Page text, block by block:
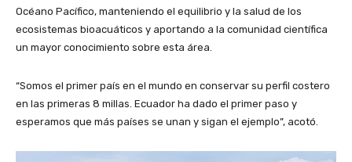
Océano Pacífico, manteniendo el equilibrio y la salud de los
ecosistemas bioacuáticos y aportando a la comunidad científica
un mayor conocimiento sobre esta área.
“Somos el primer país en el mundo en conservar su perfil costero
en las primeras 8 millas. Ecuador ha dado el primer paso y
esperamos que más países se unan y sigan el ejemplo”, acotó.